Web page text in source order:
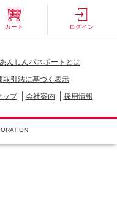
カート ログイン
あんしんパスポートとは
取引法に基づく表示
ップ 会社案内 採用情報